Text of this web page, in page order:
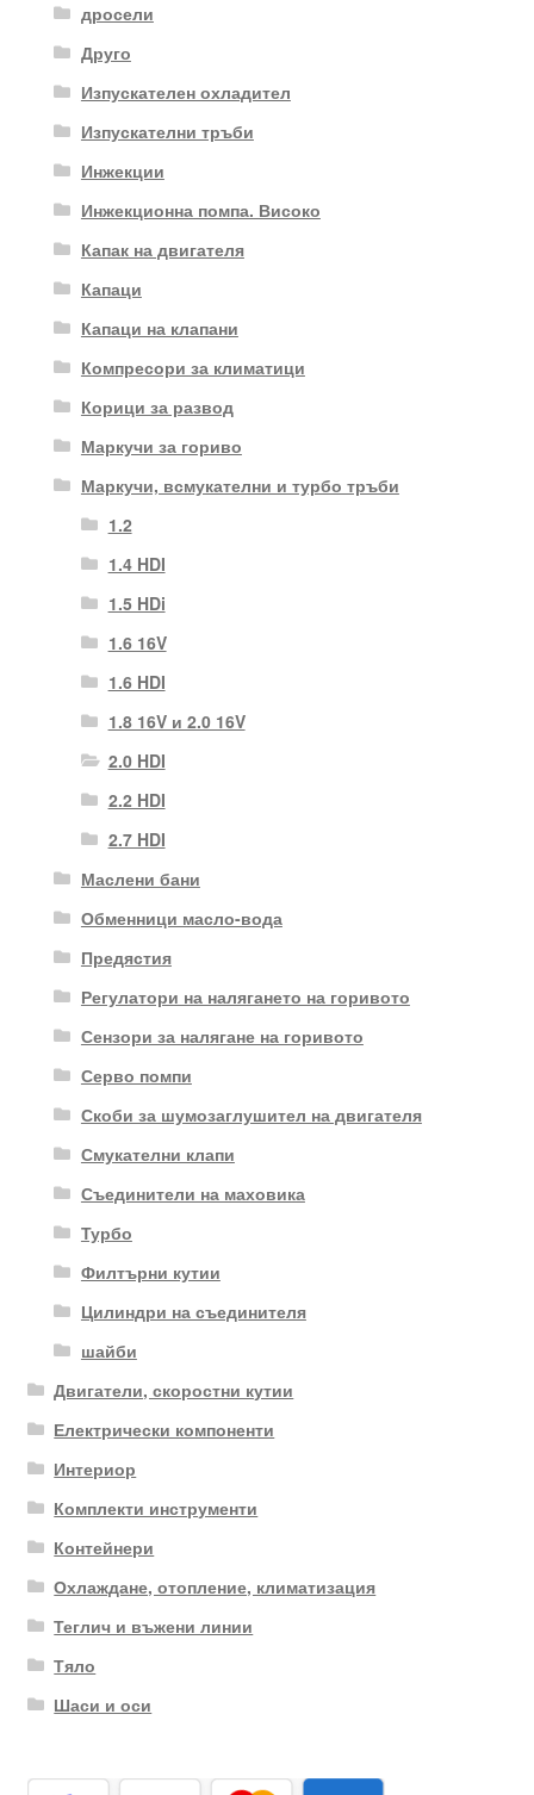
дросели
Друго
Изпускателен охладител
Изпускателни тръби
Инжекции
Инжекционна помпа. Високо
Капак на двигателя
Капаци
Капаци на клапани
Компресори за климатици
Корици за развод
Маркучи за гориво
Маркучи, всмукателни и турбо тръби
1.2
1.4 HDI
1.5 HDi
1.6 16V
1.6 HDI
1.8 16V и 2.0 16V
2.0 HDI
2.2 HDI
2.7 HDI
Маслени бани
Обменници масло-вода
Предястия
Регулатори на налягането на горивото
Сензори за налягане на горивото
Серво помпи
Скоби за шумозаглушител на двигателя
Смукателни клапи
Съединители на маховика
Турбо
Филтърни кутии
Цилиндри на съединителя
шайби
Двигатели, скоростни кутии
Електрически компоненти
Интериор
Комплекти инструменти
Контейнери
Охлаждане, отопление, климатизация
Теглич и въжени линии
Тяло
Шаси и оси